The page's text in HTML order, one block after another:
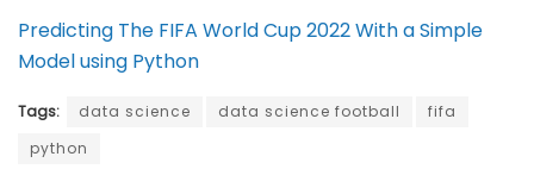
Predicting The FIFA World Cup 2022 With a Simple
Model using Python
Tags: data science data science football
fifa
python